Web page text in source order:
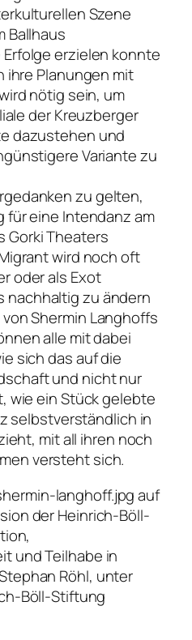
Szene
Ballhaus
erzielen konnte
ihre Planungen mit
nötig sein, um
der Kreuzberger
dazustehen und
Variante zu
zu gelten,
eine Intendanz am
Gorki Theaters
wird noch oft
oder als Exot
nachhaltig zu ändern
Shermin Langhoffs
alle mit dabei
sich das auf die
und nicht nur
wie ein Stück gelebte
selbstverständlich in
mit all ihren noch
versteht sich.
auf
der Heinrich-Böll-
und Teilhabe in
Röhl, unter
Böll-Stiftung